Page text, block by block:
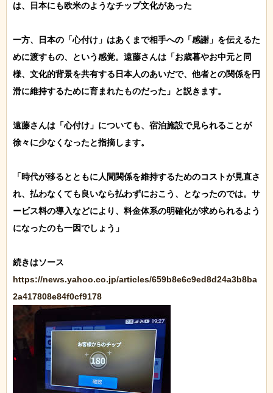
は、日本にも欧米のようなチップ文化があった
一方、日本の「心付け」はあくまで相手への「感謝」を伝えるた
めに渡すもの、という感覚。遠藤さんは「お歳暮やお中元と同
様、文化的背景を共有する日本人のあいだで、他者との関係を円
滑に維持するために育まれたものだった」と説きます。
遠藤さんは「心付け」についても、宿泊施設で見られることが
徐々に少なくなったと指摘します。
「時代が移るとともに人間関係を維持するためのコストが見直さ
れ、払わなくても良いなら払わずにおこう、となったのでは。サ
ービス料の導入などにより、料金体系の明確化が求められるよう
になったのも一因でしょう」
https://news.yahoo.co.jp/articles/659b8e6c9ed8d24a3b8ba
2a417808e84f0cf9178